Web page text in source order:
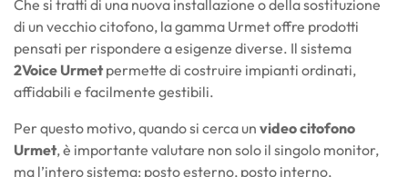
Che si tratti di una nuova installazione o della sostituzione
di un vecchio citofono, la gamma Urmet offre prodotti
pensati per rispondere a esigenze diverse. Il sistema
2Voice Urmetpermette di costruire impianti ordinati,
affidabili e facilmente gestibili.
Per questo motivo, quando si cerca un video citofono
Urmet, è importante valutare non solo il singolo monitor,
ma l’intero sistema: posto esterno, posto interno,